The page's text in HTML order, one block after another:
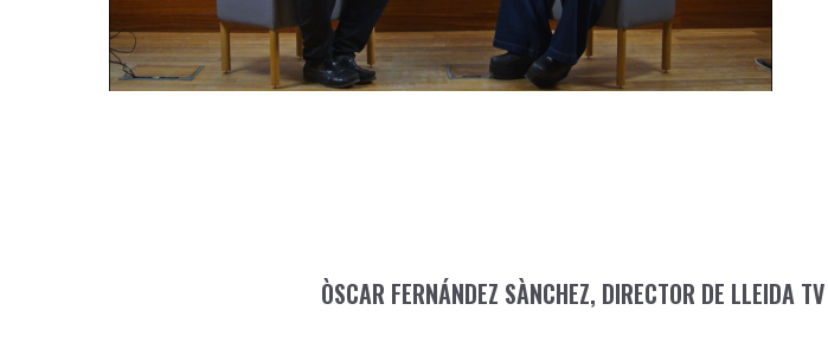
ÒSCAR FERNÁNDEZ SÀNCHEZ, DIRECTOR DE LLEIDA